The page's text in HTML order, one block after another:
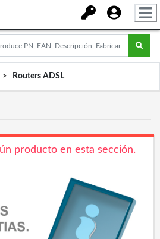
Routers ADSL
producto en esta sección.